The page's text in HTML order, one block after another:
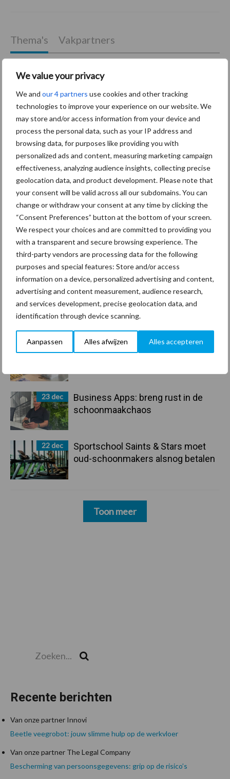
We value your privacy
We and our 4 partners use cookies and other tracking
technologies to improve your experience on our website. We
may store and/or access information from your device and
process the personal data, such as your IP address and
browsing data, for purposes like providing you with
personalized ads and content, measuring marketing campaign
effectiveness, analyzing audience insights, collecting precise
geolocation data, and product development. Please note that
your consent will be valid across all our subdomains. You can
change or withdraw your consent at any time by clicking the
“Consent Preferences” button at the bottom of your screen.
We respect your choices and are committed to providing you
with a transparent and secure browsing experience. The
third-party vendors are processing data for the following
purposes and special features: Store and/or access
information on a device, personalized advertising and content,
advertising and content measurement, audience research,
and services development, precise geolocation data, and
identification through device scanning.
Aanpassen Alles afwijzen Alles accepteren
Primaire
Sidebar
Recent nieuws Partner nieuws
30 dec
Hervorming flexibele
arbeidscontracten kent mitsen en
maren
29 dec
Freddy van de Ridder Cleaners:
“Glazenwassen zit in m’n bloed,
maar innoveren is mijn toekomst”
Friendship Sports Centre maakt
23 dec
Business Apps: breng rust in de
schoonmaakchaos
22 dec
Sportschool Saints & Stars moet
oud-schoonmakers alsnog betalen
Toon meer
Recente berichten
Van onze partner Innovi
Beetle veegrobot: jouw slimme hulp op de werkvloer
Van onze partner The Legal Company
Bescherming van persoonsgegevens: grip op de risico’s
Thema's Vakpartners
Coronavirus
Toon meer